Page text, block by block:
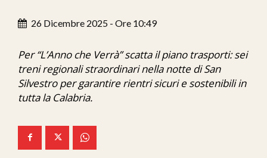
Sanità
Economia
Ita-Mondo
We Calabria
26 Dicembre 2025 - Ore 10:49
Per “L’Anno che Verrà” scatta il piano trasporti: sei
treni regionali straordinari nella notte di San
Silvestro per garantire rientri sicuri e sostenibili in
tutta la Calabria.